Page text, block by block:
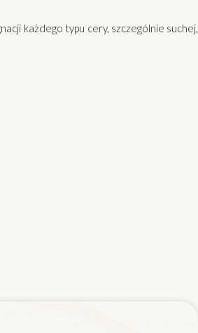
każdego typu cery, szczególnie suchej,